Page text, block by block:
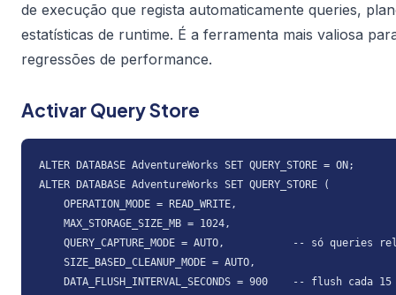
de execução que regista automaticamente queries,
estatísticas de runtime. É a ferramenta mais valiosa
regressões de performance.
Activar Query Store
ALTER DATABASE AdventureWorks SET QUERY_STORE = ON;
ALTER DATABASE AdventureWorks SET QUERY_STORE (
    OPERATION_MODE = READ_WRITE,
    MAX_STORAGE_SIZE_MB = 1024,
QUERY_CAPTURE_MODE = AUTO,           -- só queries
    SIZE_BASED_CLEANUP_MODE = AUTO,
DATA_FLUSH_INTERVAL_SECONDS = 900    -- flush cada 15